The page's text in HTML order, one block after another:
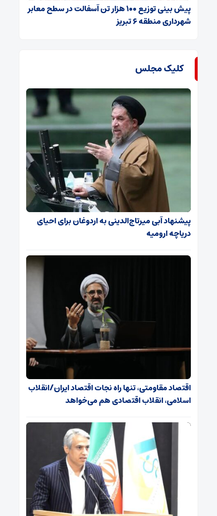
پیش بینی توزیع ۱۰۰ هزار تن آسفالت در سطح معابر
شهرداری منطقه ۶ تبریز
کلیک مجلس
پیشنهاد آبی میرتاج‌الدینی‌ به اردوغان برای احیای
دریاچه ارومیه
اقتصاد مقاومتی، تنها راه نجات اقتصاد ایران/انقلاب
اسلامی، انقلاب اقتصادی هم می‌خواهد